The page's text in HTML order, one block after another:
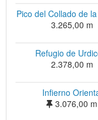
Pico del Collado de
3.265,00 m
Refugio de
2.378,00 m
Infierno
3.076,00 m